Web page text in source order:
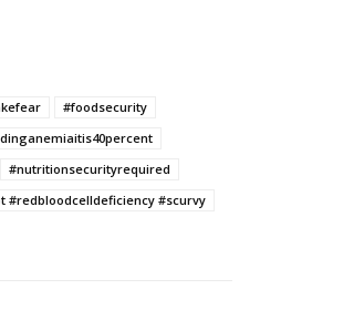
#foodsecurity
#nutritionsecurityrequired
#scurvy